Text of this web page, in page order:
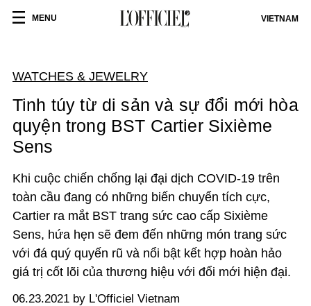
MENU VIETNAM
WATCHES & JEWELRY
Tinh túy từ di sản và sự đổi mới hòa
quyện trong BST Cartier Sixième
Sens
Khi cuộc chiến chống lại đại dịch COVID-19 trên
toàn cầu đang có những biến chuyển tích cực,
Cartier ra mắt BST trang sức cao cấp Sixième
Sens, hứa hẹn sẽ đem đến những món trang sức
với đá quý quyến rũ và nổi bật kết hợp hoàn hảo
giá trị cốt lõi của thương hiệu với đổi mới hiện đại.
06.23.2021 by L'Officiel Vietnam